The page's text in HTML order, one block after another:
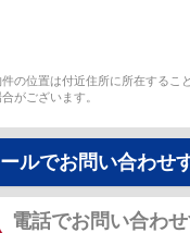
の位置は付近住所に所在するこ
がございます。
ルでお問い合わせ
電話でお問い合わ